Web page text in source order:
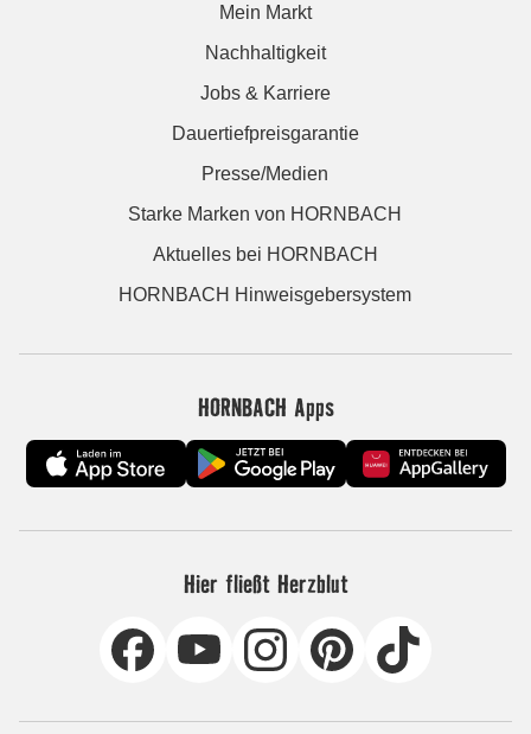
Mein Markt
Nachhaltigkeit
Jobs & Karriere
Dauertiefpreisgarantie
Presse/Medien
Starke Marken von HORNBACH
Aktuelles bei HORNBACH
HORNBACH Hinweisgebersystem
HORNBACH Apps
Hier fließt Herzblut